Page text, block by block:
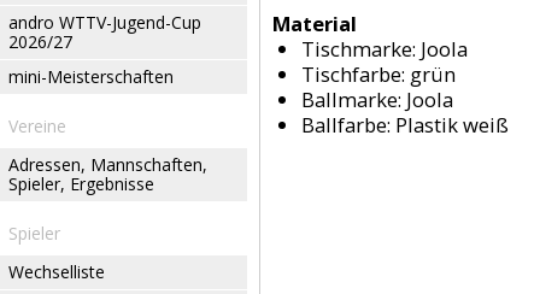
andro WTTV-Jugend-Cup
2026/27
mini-Meisterschaften
Vereine
Adressen, Mannschaften,
Spieler, Ergebnisse
Spieler
Wechselliste
Material
Tischmarke: Joola
Tischfarbe: grün
Ballmarke: Joola
Ballfarbe: Plastik weiß